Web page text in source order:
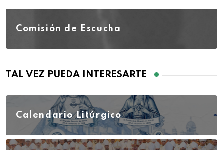
Comisión de Escucha
TAL VEZ PUEDA INTERESARTE
Calendario Litúrgico